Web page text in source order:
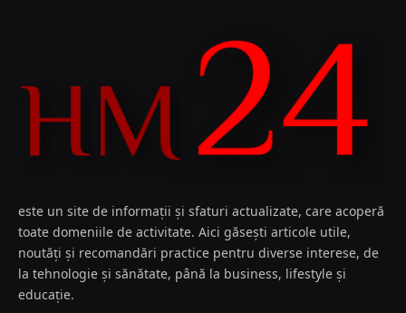
este un site de informații și sfaturi actualizate, care acoperă
toate domeniile de activitate. Aici găsești articole utile,
noutăți și recomandări practice pentru diverse interese, de
la tehnologie și sănătate, până la business, lifestyle și
educație.